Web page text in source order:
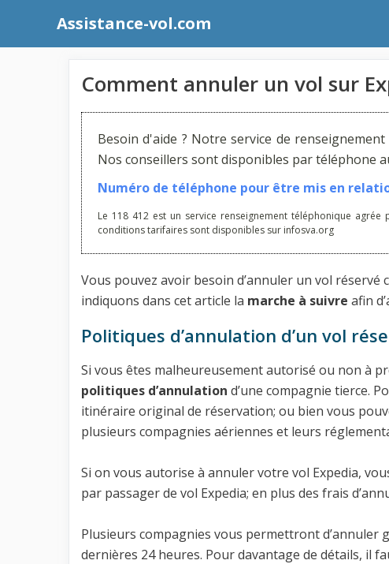
contenu
Assistance-vol.com
Comment annuler un vol sur
Besoin d'aide ? Notre service de
Nos conseillers sont disponibles par téléphone
Numéro de téléphone pour être mis en
Le 118 412 est un service renseignement téléphonique
conditions tarifaires sont disponibles sur infosva.org
Vous pouvez avoir besoin d’annuler un vol réservé
indiquons dans cet article la marche à suivre afin
Politiques d’annulation d’un vol
Si vous êtes malheureusement autorisé ou non à
politiques d’annulation d’une compagnie tierce.
itinéraire original de réservation; ou bien vous
plusieurs compagnies aériennes et leurs
Si on vous autorise à annuler votre vol Expedia,
par passager de vol Expedia; en plus des frais
Plusieurs compagnies vous permettront d’annuler
dernières 24 heures. Pour davantage de détails, il